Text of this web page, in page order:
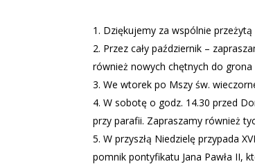
Dziękujemy za wspólnie przeżytą
Przez cały październik –
również nowych chętnych do grona
We wtorek po Mszy św.
W sobotę o godz. 14.30 przed
przy parafii. Zapraszamy również
W przyszłą Niedzielę przypada
pomnik pontyfikatu Jana Pawła II,